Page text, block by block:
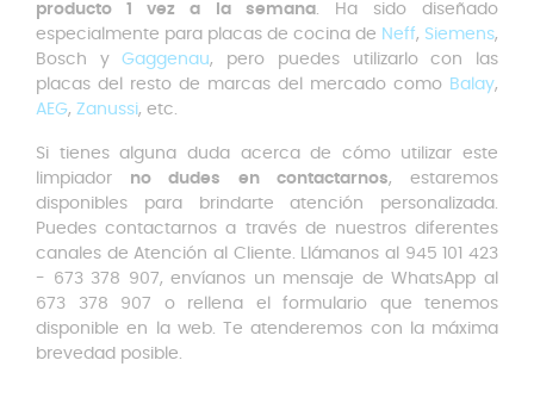
producto 1 vez a la semana. Ha sido diseñado
especialmente para placas de cocina de Neff, Siemens,
Bosch yGaggenau, pero puedes utilizarlo con las
placas del resto de marcas del mercado como Balay,
AEG, Zanussi, etc.
Si tienes alguna duda acerca de cómo utilizar este
limpiador no dudes en contactarnos, estaremos
disponibles para brindarte atención personalizada.
Puedes contactarnos a través de nuestros diferentes
canales de Atención al Cliente. Llámanos al 945 101 423
- 673 378 907, envíanos un mensaje de WhatsApp al
673 378 907 o rellena el formulario que tenemos
disponible en la web. Te atenderemos con la máxima
brevedad posible.